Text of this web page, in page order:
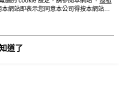
網站即表示您同意本公司得按本網站使
道了